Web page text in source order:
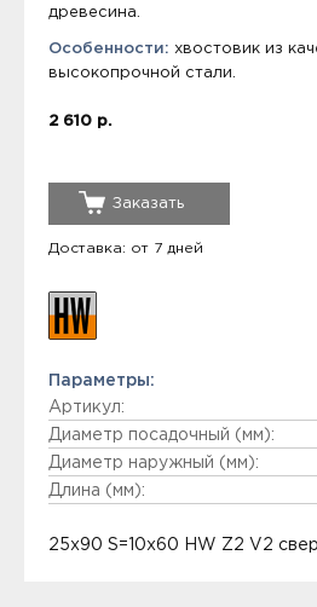
древесина.
Особенности: хвостовик из
высокопрочной стали.
2 610 р.
Заказать
Доставка: от 7 дней
Параметры:
Артикул:
Диаметр посадочный (мм):
Диаметр наружный (мм):
Длина (мм):
25x90 S=10x60 HW Z2 V2